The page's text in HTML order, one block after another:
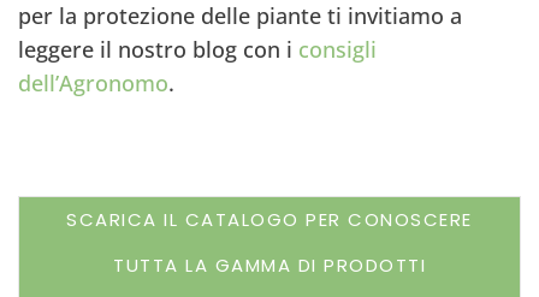
per la protezione delle piante ti invitiamo a
leggere il nostro blog con i consigli
dell’Agronomo.
SCARICA IL CATALOGO PER CONOSCERE
TUTTA LA GAMMA DI PRODOTTI